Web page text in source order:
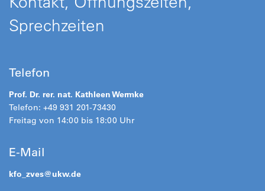
Sprechzeiten
Telefon
Prof. Dr. rer. nat. Kathleen Wermke
Telefon: +49 931 201-73430
Freitag von 14:00 bis 18:00 Uhr
E-Mail
kfo_zves@ukw.de